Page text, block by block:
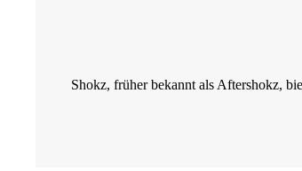
Shokz, früher bekannt als Aftershokz,